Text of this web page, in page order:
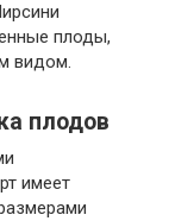
плоды,
видом.
плодов
имеет